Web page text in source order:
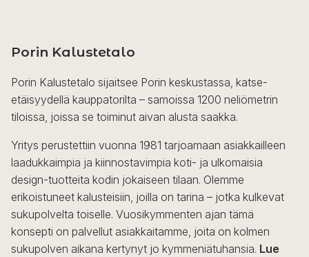
muunnelma.
tehdä
valinnat
tuotteen
sivulla.
Porin Kalustetalo
Porin Kalustetalo sijaitsee Porin keskustassa, katse-
etäisyydellä kauppatorilta – samoissa 1200 neliömetrin
tiloissa, joissa se toiminut aivan alusta saakka.
Yritys perustettiin vuonna 1981 tarjoamaan asiakkailleen
laadukkaimpia ja kiinnostavimpia koti- ja ulkomaisia
design-tuotteita kodin jokaiseen tilaan. Olemme
erikoistuneet kalusteisiin, joilla on tarina – jotka kulkevat
sukupolvelta toiselle. Vuosikymmenten ajan tämä
konsepti on palvellut asiakkaitamme, joita on kolmen
sukupolven aikana kertynyt jo kymmeniätuhansia. Lue